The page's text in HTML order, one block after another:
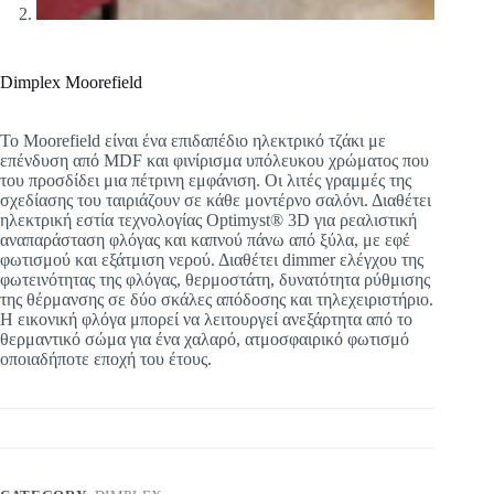
Dimplex Moorefield
To Moorefield είναι ένα επιδαπέδιο ηλεκτρικό τζάκι με
επένδυση από MDF και φινίρισμα υπόλευκου χρώματος που
του προσδίδει μια πέτρινη εμφάνιση. Οι λιτές γραμμές της
σχεδίασης του ταιριάζουν σε κάθε μοντέρνο σαλόνι. Διαθέτει
ηλεκτρική εστία τεχνολογίας Optimyst® 3D για ρεαλιστική
αναπαράσταση φλόγας και καπνού πάνω από ξύλα, με εφέ
φωτισμού και εξάτμιση νερού. Διαθέτει dimmer ελέγχου της
φωτεινότητας της φλόγας, θερμοστάτη, δυνατότητα ρύθμισης
της θέρμανσης σε δύο σκάλες απόδοσης και τηλεχειριστήριο.
Η εικονική φλόγα μπορεί να λειτουργεί ανεξάρτητα από το
θερμαντικό σώμα για ένα χαλαρό, ατμοσφαιρικό φωτισμό
οποιαδήποτε εποχή του έτους.